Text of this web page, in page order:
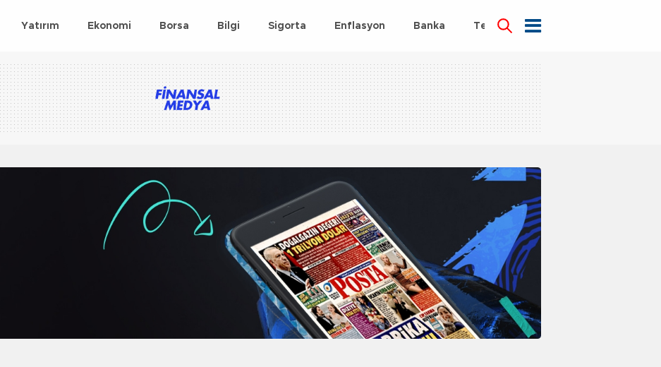
Yatırım Ekonomi Borsa Bilgi Sigorta Enflasyon Banka Teknoloji